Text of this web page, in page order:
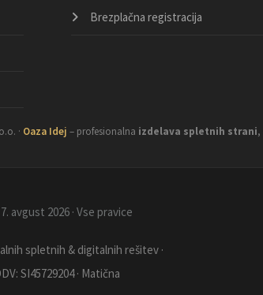
Brezplačna registracija
· Oaza Idej – profesionalna izdelava spletnih strani,
7. avgust 2026 · Vse pravice
spletnih & digitalnih rešitev ·
SI45729204 · Matična